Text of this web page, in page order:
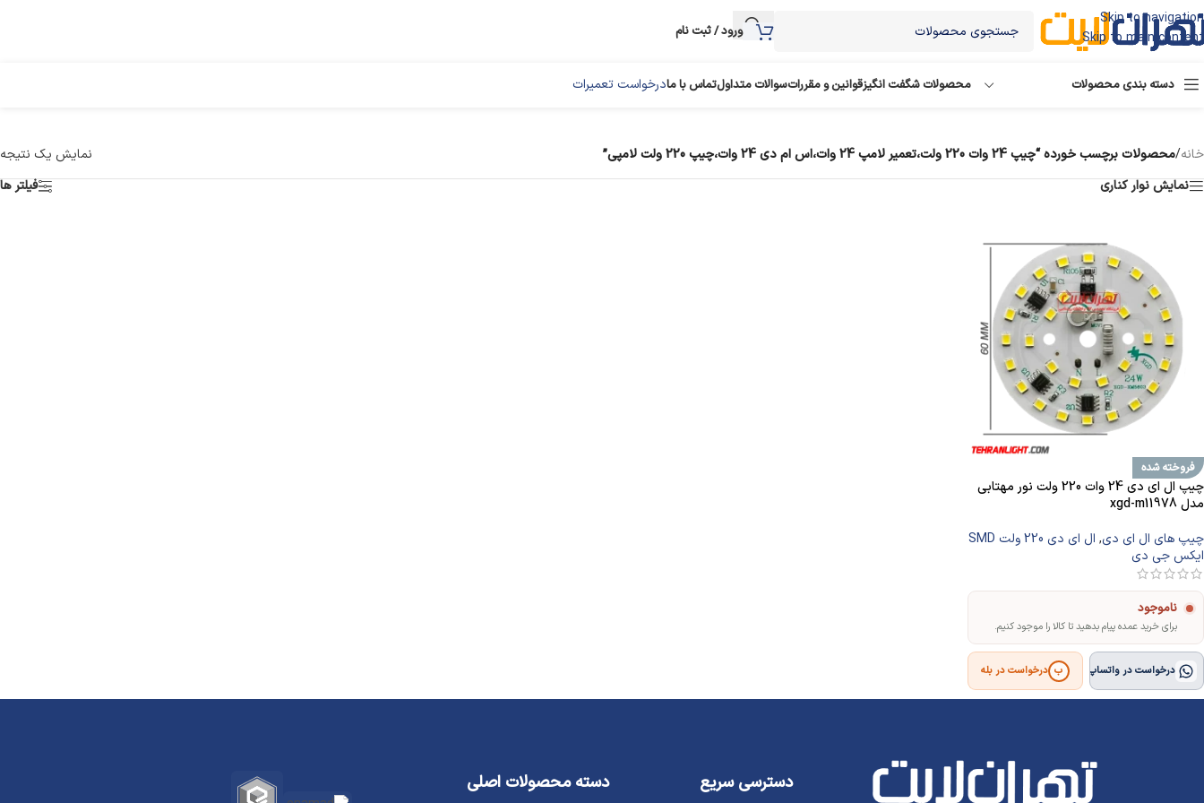
Skip to navigation
Skip to main content
ورود / ثبت نام
دسته بندی محصولات محصولات شگفت انگیزقوانین و مقرراتسوالات متداولتماس با مادرخواست تعمیرات
خانه/محصولات برچسب خورده “چیپ 24 وات 220 ولت،تعمیر لامپ 24 وات،اس ام دی 24 وات،چیپ 220 ولت لامپی”
نمایش یک نتیجه
نمایش نوار کناری
فیلتر ها
فروخته شده
چیپ ال ای دی 24 وات 220 ولت نور مهتابی
مدل xgd-m11978
چیپ های ال ای دی, ال ای دی 220 ولت SMD
ایکس جی دی
ناموجود
برای خرید عمده پیام بدهید تا کالا را موجود کنیم.
درخواست در واتساپ ب درخواست در بله
دسترسی سریع دسته محصولات اصلی